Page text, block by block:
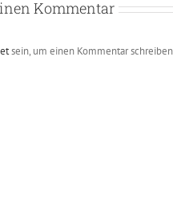
Kommentar
sein, um einen Kommentar